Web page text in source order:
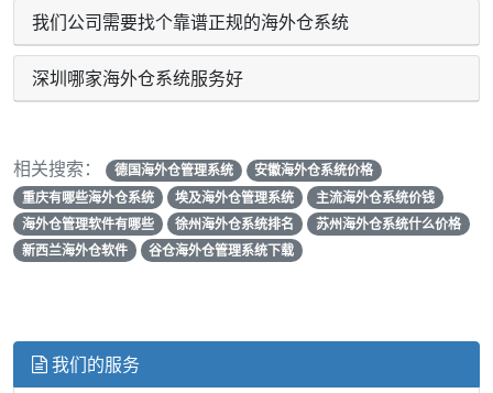
我们公司需要找个靠谱正规的海外仓系统
深圳哪家海外仓系统服务好
相关搜索： 德国海外仓管理系统
安徽海外仓系统价格
重庆有哪些海外仓系统
埃及海外仓管理系统
主流海外仓系统价钱
海外仓管理软件有哪些
徐州海外仓系统排名
苏州海外仓系统什么价格
新西兰海外仓软件
谷仓海外仓管理系统下载
我们的服务